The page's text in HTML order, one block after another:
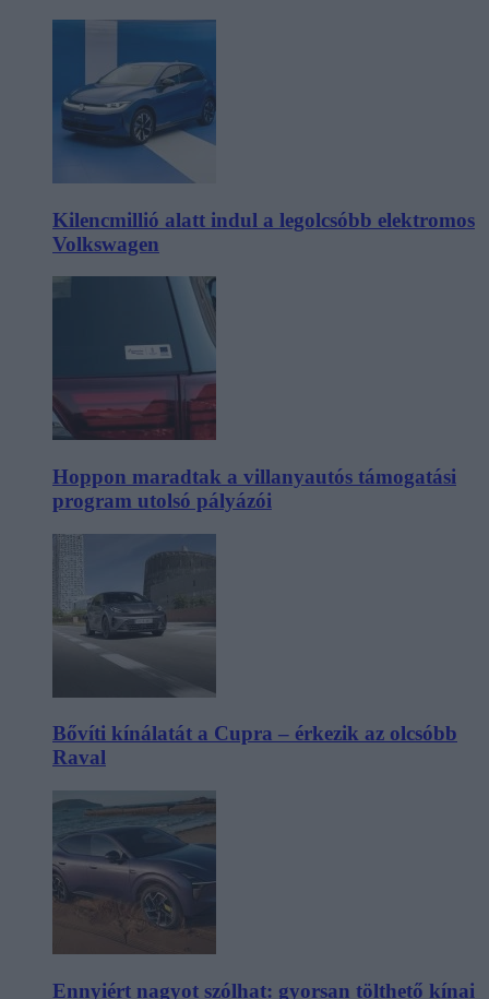
Kilencmillió alatt indul a legolcsóbb elektromos
Volkswagen
Hoppon maradtak a villanyautós támogatási
program utolsó pályázói
Bővíti kínálatát a Cupra – érkezik az olcsóbb
Raval
Ennyiért nagyot szólhat: gyorsan tölthető kínai